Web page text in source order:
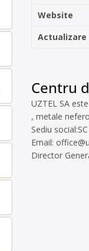
Website
Actualizare
Centru
UZTEL SA
, metale
Sediu
Email:
Director